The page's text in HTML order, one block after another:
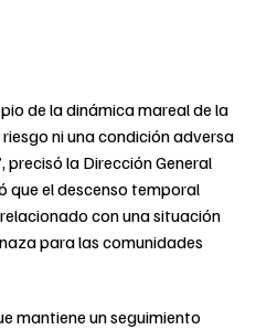
de la dinámica mareal de la
ni una condición adversa
la Dirección General
que el descenso temporal
con una situación
para las comunidades
mantiene un seguimiento